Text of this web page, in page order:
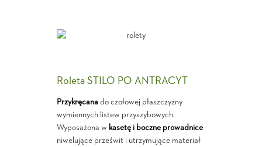
Roleta STILO PO ANTRACYT
Przykręcanado czołowej płaszczyzny
wymiennych listew przyszybowych.
Wyposażona w kasetę i boczne prowadnice
niwelujące prześwit i utrzymujące materiał